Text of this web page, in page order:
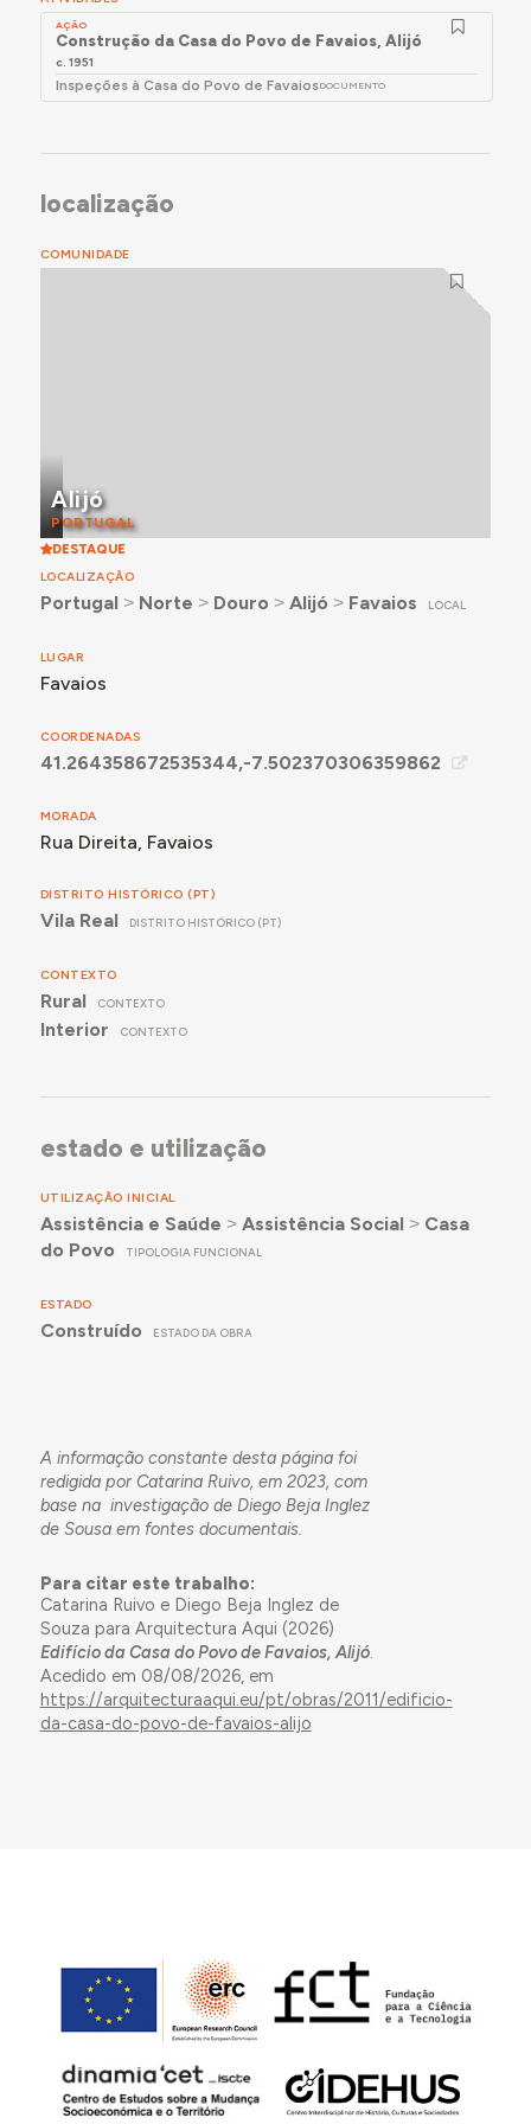
AÇÃO
Construção da Casa do Povo de Favaios, Alijó
c. 1951
Inspeções à Casa do Povo de FavaiosDOCUMENTO
localização
COMUNIDADE
Alijó
PORTUGAL
DESTAQUE
LOCALIZAÇÃO
Portugal ˃ Norte ˃ Douro ˃ Alijó ˃ Favaios LOCAL
LUGAR
Favaios
COORDENADAS
41.264358672535344,-7.502370306359862
MORADA
Rua Direita, Favaios
DISTRITO HISTÓRICO (PT)
Vila Real DISTRITO HISTÓRICO (PT)
CONTEXTO
Rural CONTEXTO
Interior CONTEXTO
estado e utilização
UTILIZAÇÃO INICIAL
Assistência e Saúde ˃ Assistência Social ˃ Casa
do Povo
TIPOLOGIA FUNCIONAL
ESTADO
Construído ESTADO DA OBRA
A informação constante desta página foi
redigida por Catarina Ruivo, em 2023, com
base na investigação de Diego Beja Inglez
de Sousa em fontes documentais.
Para citar este trabalho:
Catarina Ruivo e Diego Beja Inglez de
Souza para Arquitectura Aqui (2026)
Edifício da Casa do Povo de Favaios, Alijó.
Acedido em 08/08/2026, em
https://arquitecturaaqui.eu/pt/obras/2011/edificio-
da-casa-do-povo-de-favaios-alijo